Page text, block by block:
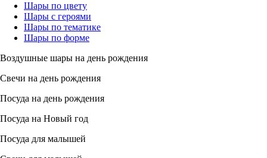
Шары по цвету
Шары с героями
Шары по тематике
Шары по форме
Воздушные шары на день рождения
Свечи на день рождения
Посуда на день рождения
Посуда на Новый год
Посуда для малышей